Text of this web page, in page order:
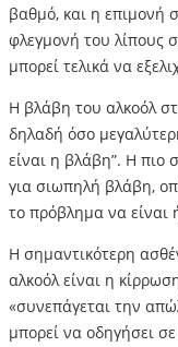
βαθμό, και η επιμονή
φλεγμονή του λίπους
μπορεί τελικά να
Η βλάβη του αλκοόλ
δηλαδή όσο
είναι η βλάβη”. Η πιο
για σιωπηλή βλάβη,
το πρόβλημα να είναι
Η σημαντικότερη
αλκοόλ είναι η
«συνεπάγεται την
μπορεί να οδηγήσει